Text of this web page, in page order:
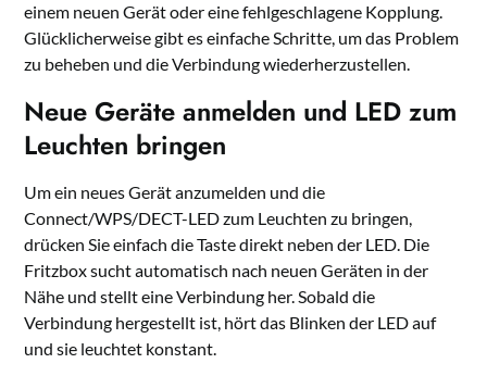
einem neuen Gerät oder eine fehlgeschlagene Kopplung.
Glücklicherweise gibt es einfache Schritte, um das Problem
zu beheben und die Verbindung wiederherzustellen.
Neue Geräte anmelden und LED zum
Leuchten bringen
Um ein neues Gerät anzumelden und die
Connect/WPS/DECT-LED zum Leuchten zu bringen,
drücken Sie einfach die Taste direkt neben der LED. Die
Fritzbox sucht automatisch nach neuen Geräten in der
Nähe und stellt eine Verbindung her. Sobald die
Verbindung hergestellt ist, hört das Blinken der LED auf
und sie leuchtet konstant.